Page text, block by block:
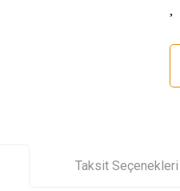
Taksit Seçenekleri